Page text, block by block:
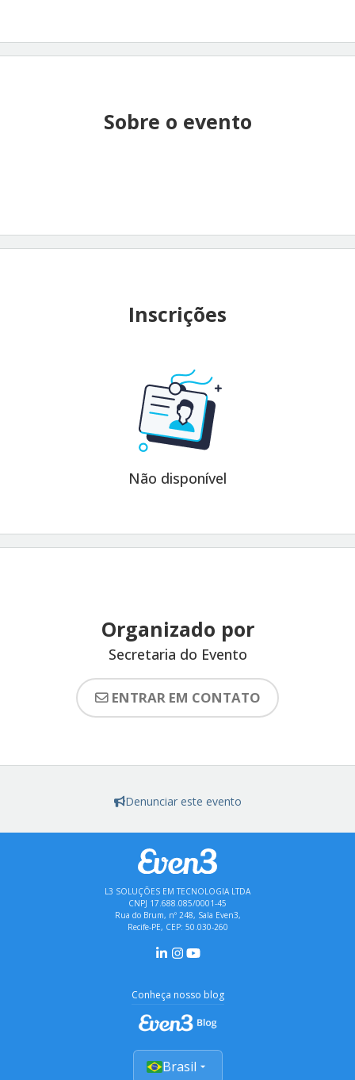
Sobre o evento
Inscrições
Não disponível
Organizado por
Secretaria do Evento
ENTRAR EM CONTATO
Denunciar este evento
L3 SOLUÇÕES EM TECNOLOGIA LTDA
CNPJ 17.688.085/0001-45
Rua do Brum, nº 248, Sala Even3,
Recife-PE, CEP: 50.030-260
Conheça nosso blog
Brasil